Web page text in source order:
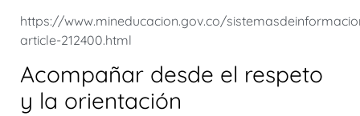
https://www.mineducacion.gov.co/
article-212400.html
Acompañar desde el respeto
y la orientación